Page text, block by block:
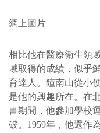
網上圖片
相比他在醫療衛生領
域取得的成績，似乎
育達人。鐘南山從小
是他的興趣所在。在
書期間，他參加學校
破。1959年，他還作